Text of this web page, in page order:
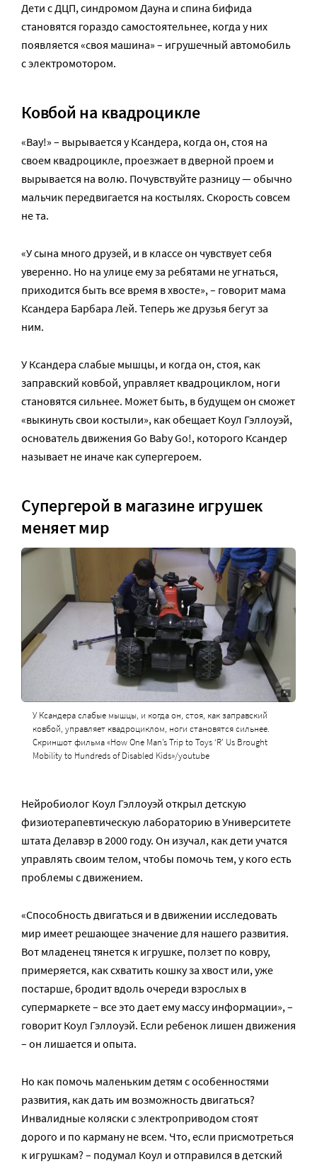
Дети с ДЦП, синдромом Дауна и спина бифида
становятся гораздо самостоятельнее, когда у них
появляется «своя машина» – игрушечный автомобиль
с электромотором.
Ковбой на квадроцикле
«Вау!» – вырывается у Ксандера, когда он, стоя на
своем квадроцикле, проезжает в дверной проем и
вырывается на волю. Почувствуйте разницу — обычно
мальчик передвигается на костылях. Скорость совсем
не та.
«У сына много друзей, и в классе он чувствует себя
уверенно. Но на улице ему за ребятами не угнаться,
приходится быть все время в хвосте», – говорит мама
Ксандера Барбара Лей. Теперь же друзья бегут за
ним.
У Ксандера слабые мышцы, и когда он, стоя, как
заправский ковбой, управляет квадроциклом, ноги
становятся сильнее. Может быть, в будущем он сможет
«выкинуть свои костыли», как обещает Коул Гэллоуэй,
основатель движения Go Baby Go!, которого Ксандер
называет не иначе как супергероем.
Супергерой в магазине игрушек
меняет мир
У Ксандера слабые мышцы, и когда он, стоя, как заправский
ковбой, управляет квадроциклом, ноги становятся сильнее.
Скриншот фильма «How One Man’s Trip to Toys ‘R’ Us Brought
Mobility to Hundreds of Disabled Kids»/youtube
Нейробиолог Коул Гэллоуэй открыл детскую
физиотерапевтическую лабораторию в Университете
штата Делавэр в 2000 году. Он изучал, как дети учатся
управлять своим телом, чтобы помочь тем, у кого есть
проблемы с движением.
«Способность двигаться и в движении исследовать
мир имеет решающее значение для нашего развития.
Вот младенец тянется к игрушке, ползет по ковру,
примеряется, как схватить кошку за хвост или, уже
постарше, бродит вдоль очереди взрослых в
супермаркете – все это дает ему массу информации», –
говорит Коул Гэллоуэй. Если ребенок лишен движения
– он лишается и опыта.
Но как помочь маленьким детям с особенностями
развития, как дать им возможность двигаться?
Инвалидные коляски с электроприводом стоят
дорого и по карману не всем. Что, если присмотреться
к игрушкам? – подумал Коул и отправился в детский